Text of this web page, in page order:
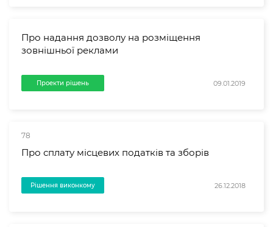
Про надання дозволу на розміщення
зовнішньої реклами
Проекти рішень 09.01.2019
78
Про сплату місцевих податків та зборів
Рішення виконкому 26.12.2018